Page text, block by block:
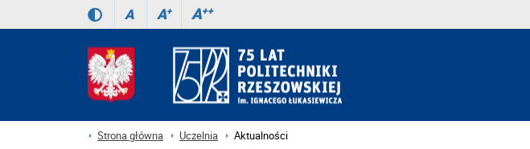
A A+ A++
Strona główna Uczelnia Aktualności